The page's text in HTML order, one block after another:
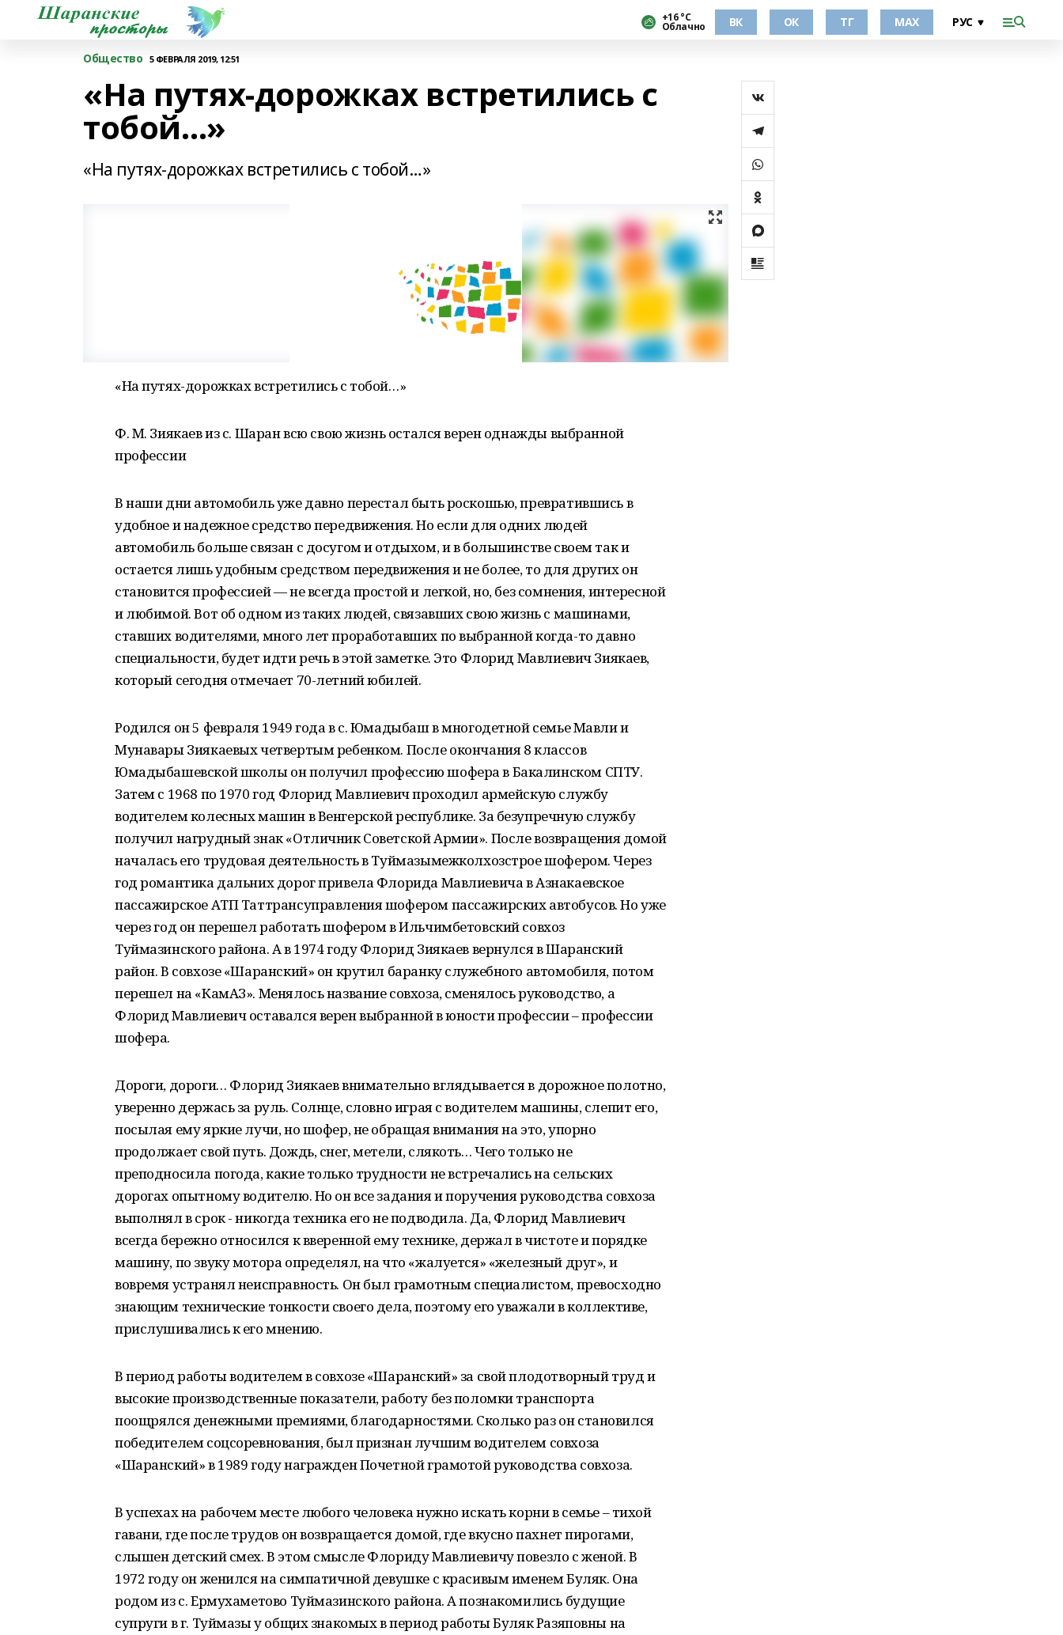
+16 °С
Облачно ВК ОК ТГ МАХ
Общество 5 ФЕВРАЛЯ 2019, 12:51
«На путях-дорожках встретились с
тобой…»
«На путях-дорожках встретились с тобой…»
«На путях-дорожках встретились с тобой…»
Ф. М. Зиякаев из с. Шаран всю свою жизнь остался верен однажды выбранной
профессии
В наши дни автомобиль уже давно перестал быть роскошью, превратившись в
удобное и надежное средство передвижения. Но если для одних людей
автомобиль больше связан с досугом и отдыхом, и в большинстве своем так и
остается лишь удобным средством передвижения и не более, то для других он
становится профессией — не всегда простой и легкой, но, без сомнения, интересной
и любимой. Вот об одном из таких людей, связавших свою жизнь с машинами,
ставших водителями, много лет проработавших по выбранной когда-то давно
специальности, будет идти речь в этой заметке. Это Флорид Мавлиевич Зиякаев,
который сегодня отмечает 70-летний юбилей.
Родился он 5 февраля 1949 года в с. Юмадыбаш в многодетной семье Мавли и
Мунавары Зиякаевых четвертым ребенком. После окончания 8 классов
Юмадыбашевской школы он получил профессию шофера в Бакалинском СПТУ.
Затем с 1968 по 1970 год Флорид Мавлиевич проходил армейскую службу
водителем колесных машин в Венгерской республике. За безупречную службу
получил нагрудный знак «Отличник Советской Армии». После возвращения домой
началась его трудовая деятельность в Туймазымежколхозстрое шофером. Через
год романтика дальних дорог привела Флорида Мавлиевича в Азнакаевское
пассажирское АТП Таттрансуправления шофером пассажирских автобусов. Но уже
через год он перешел работать шофером в Ильчимбетовский совхоз
Туймазинского района. А в 1974 году Флорид Зиякаев вернулся в Шаранский
район. В совхозе «Шаранский» он крутил баранку служебного автомобиля, потом
перешел на «КамАЗ». Менялось название совхоза, сменялось руководство, а
Флорид Мавлиевич оставался верен выбранной в юности профессии – профессии
шофера.
Дороги, дороги… Флорид Зиякаев внимательно вглядывается в дорожное полотно,
уверенно держась за руль. Солнце, словно играя с водителем машины, слепит его,
посылая ему яркие лучи, но шофер, не обращая внимания на это, упорно
продолжает свой путь. Дождь, снег, метели, слякоть… Чего только не
преподносила погода, какие только трудности не встречались на сельских
дорогах опытному водителю. Но он все задания и поручения руководства совхоза
выполнял в срок - никогда техника его не подводила. Да, Флорид Мавлиевич
всегда бережно относился к вверенной ему технике, держал в чистоте и порядке
машину, по звуку мотора определял, на что «жалуется» «железный друг», и
вовремя устранял неисправность. Он был грамотным специалистом, превосходно
знающим технические тонкости своего дела, поэтому его уважали в коллективе,
прислушивались к его мнению.
В период работы водителем в совхозе «Шаранский» за свой плодотворный труд и
высокие производственные показатели, работу без поломки транспорта
поощрялся денежными премиями, благодарностями. Сколько раз он становился
победителем соцсоревнования, был признан лучшим водителем совхоза
«Шаранский» в 1989 году награжден Почетной грамотой руководства совхоза.
В успехах на рабочем месте любого человека нужно искать корни в семье – тихой
гавани, где после трудов он возвращается домой, где вкусно пахнет пирогами,
слышен детский смех. В этом смысле Флориду Мавлиевичу повезло с женой. В
1972 году он женился на симпатичной девушке с красивым именем Буляк. Она
родом из с. Ермухаметово Туймазинского района. А познакомились будущие
супруги в г. Туймазы у общих знакомых в период работы Буляк Разяповны на